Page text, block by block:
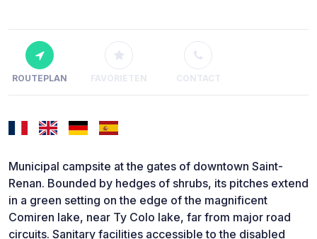
ROUTEPLAN FAVORIETEN CONTACT
Municipal campsite at the gates of downtown Saint-
Renan. Bounded by hedges of shrubs, its pitches extend
in a green setting on the edge of the magnificent
Comiren lake, near Ty Colo lake, far from major road
circuits. Sanitary facilities accessible to the disabled